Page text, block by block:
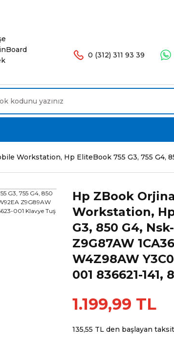
0 (312) 311 93 39
Workstation, Hp EliteBook 755 G3, 755 G4,
Hp ZBook
Workstation,
G3, 850 G4,
Z9G87AW
W4Z98AW
001 836621-141,
1.199,99 TL
135,55 TL den başlayan